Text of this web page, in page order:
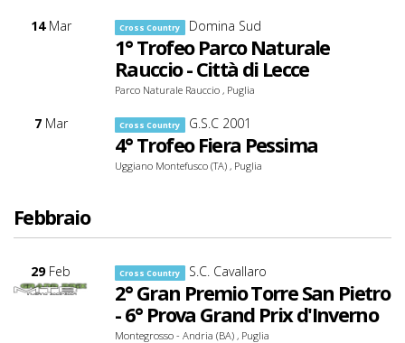
14Mar Cross Country Domina Sud
1° Trofeo Parco Naturale
Rauccio - Città di Lecce
Parco Naturale Rauccio , Puglia
7Mar Cross Country G.S.C 2001
4° Trofeo Fiera Pessima
Uggiano Montefusco (TA) , Puglia
Febbraio
29Feb Cross Country S.C. Cavallaro
2° Gran Premio Torre San Pietro
- 6° Prova Grand Prix d'Inverno
Montegrosso - Andria (BA) , Puglia